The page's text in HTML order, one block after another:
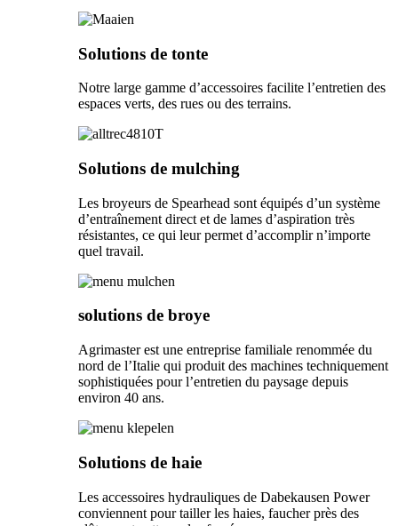
Solutions de tonte
Notre large gamme d’accessoires facilite l’entretien des
espaces verts, des rues ou des terrains.
Solutions de mulching
Les broyeurs de Spearhead sont équipés d’un système
d’entraînement direct et de lames d’aspiration très
résistantes, ce qui leur permet d’accomplir n’importe
quel travail.
solutions de broye
Agrimaster est une entreprise familiale renommée du
nord de l’Italie qui produit des machines techniquement
sophistiquées pour l’entretien du paysage depuis
environ 40 ans.
Solutions de haie
Les accessoires hydrauliques de Dabekausen Power
conviennent pour tailler les haies, faucher près des